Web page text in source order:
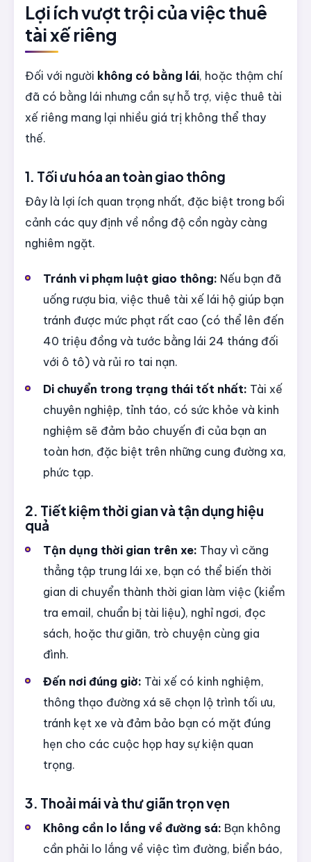
Lợi ích vượt trội của việc thuê
tài xế riêng
Đối với người không có bằng lái, hoặc thậm chí
đã có bằng lái nhưng cần sự hỗ trợ, việc thuê tài
xế riêng mang lại nhiều giá trị không thể thay
thế.
1. Tối ưu hóa an toàn giao thông
Đây là lợi ích quan trọng nhất, đặc biệt trong bối
cảnh các quy định về nồng độ cồn ngày càng
nghiêm ngặt.
Tránh vi phạm luật giao thông: Nếu bạn đã
uống rượu bia, việc thuê tài xế lái hộ giúp bạn
tránh được mức phạt rất cao (có thể lên đến
40 triệu đồng và tước bằng lái 24 tháng đối
với ô tô) và rủi ro tai nạn.
Di chuyển trong trạng thái tốt nhất: Tài xế
chuyên nghiệp, tỉnh táo, có sức khỏe và kinh
nghiệm sẽ đảm bảo chuyến đi của bạn an
toàn hơn, đặc biệt trên những cung đường xa,
phức tạp.
2. Tiết kiệm thời gian và tận dụng hiệu
quả
Tận dụng thời gian trên xe: Thay vì căng
thẳng tập trung lái xe, bạn có thể biến thời
gian di chuyển thành thời gian làm việc (kiểm
tra email, chuẩn bị tài liệu), nghỉ ngơi, đọc
sách, hoặc thư giãn, trò chuyện cùng gia
đình.
Đến nơi đúng giờ: Tài xế có kinh nghiệm,
thông thạo đường xá sẽ chọn lộ trình tối ưu,
tránh kẹt xe và đảm bảo bạn có mặt đúng
hẹn cho các cuộc họp hay sự kiện quan
trọng.
3. Thoải mái và thư giãn trọn vẹn
Không cần lo lắng về đường sá: Bạn không
cần phải lo lắng về việc tìm đường, biển báo,